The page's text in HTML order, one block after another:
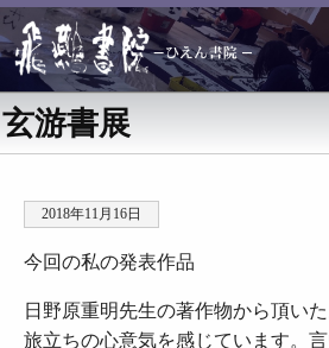
玄游書展
2018年11月16日
今回の私の発表作品
日野原重明先生の著作物から頂い
旅立ちの心意気を感じています。